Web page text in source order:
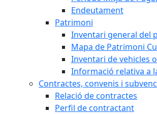
Endeutament
Patrimoni
Inventari general del
Mapa de Patrimoni
Inventari de vehicles
Informació relativa a
Contractes, convenis i
Relació de contractes
Perfil de contractant